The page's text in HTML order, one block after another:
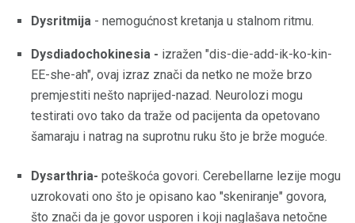
Dysritmija - nemogućnost kretanja u stalnom ritmu.
Dysdiadochokinesia - izražen "dis-die-add-ik-ko-kin-
EE-she-ah", ovaj izraz znači da netko ne može brzo
premjestiti nešto naprijed-nazad. Neurolozi mogu
testirati ovo tako da traže od pacijenta da opetovano
šamaraju i natrag na suprotnu ruku što je brže moguće.
Dysarthria- poteškoća govori. Cerebellarne lezije mogu
uzrokovati ono što je opisano kao "skeniranje" govora,
što znači da je govor usporen i koji naglašava netočne